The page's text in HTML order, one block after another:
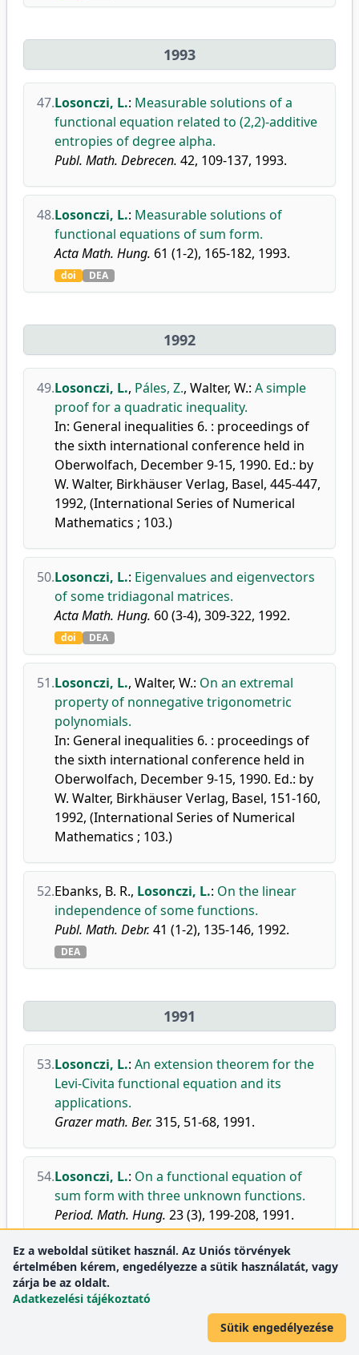
1993
47.Losonczi, L.: Measurable solutions of a
functional equation related to (2,2)-additive
entropies of degree alpha.
Publ. Math. Debrecen. 42, 109-137, 1993.
48.Losonczi, L.: Measurable solutions of
functional equations of sum form.
Acta Math. Hung. 61 (1-2), 165-182, 1993.
doi DEA
1992
49.Losonczi, L., Páles, Z., Walter, W.: A simple
proof for a quadratic inequality.
In: General inequalities 6. : proceedings of
the sixth international conference held in
Oberwolfach, December 9-15, 1990. Ed.: by
W. Walter, Birkhäuser Verlag, Basel, 445-447,
1992, (International Series of Numerical
Mathematics ; 103.)
50.Losonczi, L.: Eigenvalues and eigenvectors
of some tridiagonal matrices.
Acta Math. Hung. 60 (3-4), 309-322, 1992.
doi DEA
51.Losonczi, L., Walter, W.: On an extremal
property of nonnegative trigonometric
polynomials.
In: General inequalities 6. : proceedings of
the sixth international conference held in
Oberwolfach, December 9-15, 1990. Ed.: by
W. Walter, Birkhäuser Verlag, Basel, 151-160,
1992, (International Series of Numerical
Mathematics ; 103.)
52.Ebanks, B. R., Losonczi, L.: On the linear
independence of some functions.
Publ. Math. Debr. 41 (1-2), 135-146, 1992.
DEA
1991
53.Losonczi, L.: An extension theorem for the
Levi-Civita functional equation and its
applications.
Grazer math. Ber. 315, 51-68, 1991.
54.Losonczi, L.: On a functional equation of
sum form with three unknown functions.
Period. Math. Hung. 23 (3), 199-208, 1991.
Ez a weboldal sütiket használ. Az Uniós törvények
értelmében kérem, engedélyezze a sütik használatát, vagy
zárja be az oldalt.
Adatkezelési tájékoztató
Sütik engedélyezése